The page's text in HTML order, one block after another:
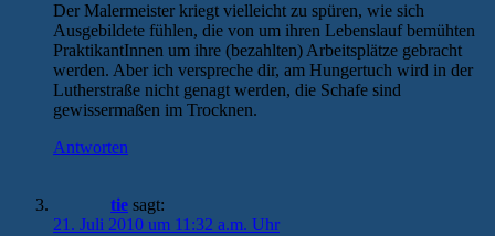
Der Malermeister kriegt vielleicht zu spüren, wie sich
Ausgebildete fühlen, die von um ihren Lebenslauf bemühten
PraktikantInnen um ihre (bezahlten) Arbeitsplätze gebracht
werden. Aber ich verspreche dir, am Hungertuch wird in der
Lutherstraße nicht genagt werden, die Schafe sind
gewissermaßen im Trocknen.
Antworten
tie sagt:
21. Juli 2010 um 11:32 a.m. Uhr